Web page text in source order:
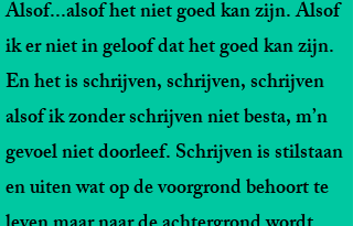
Alsof...alsof het niet goed kan zijn. Alsof
ik er niet in geloof dat het goed kan zijn.
En het is schrijven, schrijven, schrijven
alsof ik zonder schrijven niet besta, m’n
gevoel niet doorleef. Schrijven is stilstaan
en uiten wat op de voorgrond behoort te